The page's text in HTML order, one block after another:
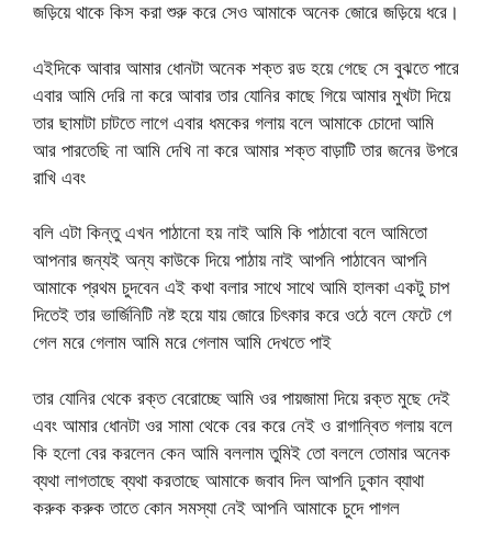
জড়িয়ে থাকে কিস করা শুরু করে সেও আমাকে অনেক জোরে জড়িয়ে ধরে।
এইদিকে আবার আমার ধোনটা অনেক শক্ত রড হয়ে গেছে সে বুঝতে পারে
এবার আমি দেরি না করে আবার তার যোনির কাছে গিয়ে আমার মুখটা দিয়ে
তার ছামাটা চাটতে লাগে এবার ধমকের গলায় বলে আমাকে চোদো আমি
আর পারতেছি না আমি দেখি না করে আমার শক্ত বাড়াটি তার জনের উপরে
রাখি এবং
বলি এটা কিন্তু এখন পাঠানো হয় নাই আমি কি পাঠাবো বলে আমিতো
আপনার জন্যই অন্য কাউকে দিয়ে পাঠায় নাই আপনি পাঠাবেন আপনি
আমাকে প্রথম চুদবেন এই কথা বলার সাথে সাথে আমি হালকা একটু চাপ
দিতেই তার ভার্জিনিটি নষ্ট হয়ে যায় জোরে চিৎকার করে ওঠে বলে ফেটে গে
গেল মরে গেলাম আমি মরে গেলাম আমি দেখতে পাই
তার যোনির থেকে রক্ত বেরোচ্ছে আমি ওর পায়জামা দিয়ে রক্ত মুছে দেই
এবং আমার ধোনটা ওর সামা থেকে বের করে নেই ও রাগান্বিত গলায় বলে
কি হলো বের করলেন কেন আমি বললাম তুমিই তো বললে তোমার অনেক
ব্যথা লাগতাছে ব্যথা করতাছে আমাকে জবাব দিল আপনি ঢুকান ব্যাথা
করুক করুক তাতে কোন সমস্যা নেই আপনি আমাকে চুদে পাগল